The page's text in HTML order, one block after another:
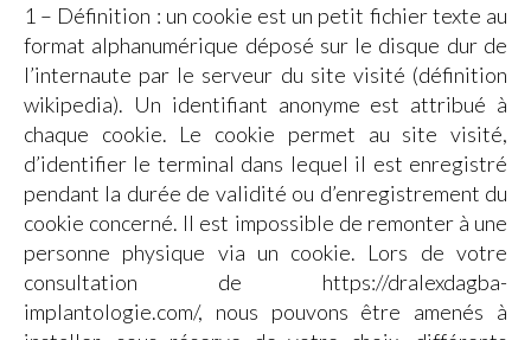
1 – Définition : un cookie est un petit fichier texte au
format alphanumérique déposé sur le disque dur de
l’internaute par le serveur du site visité (définition
wikipedia). Un identifiant anonyme est attribué à
chaque cookie. Le cookie permet au site visité,
d’identifier le terminal dans lequel il est enregistré
pendant la durée de validité ou d’enregistrement du
cookie concerné. Il est impossible de remonter à une
personne physique via un cookie. Lors de votre
consultation de https://dralexdagba-
implantologie.com/, nous pouvons être amenés à